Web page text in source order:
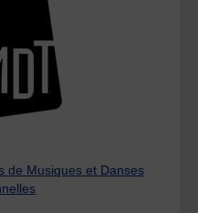
de Musiques et Danses